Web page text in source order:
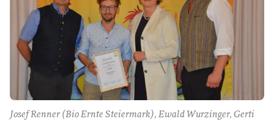
Josef Renner (Bio Ernte Steiermark), Ewald Wurzinger, Gerti